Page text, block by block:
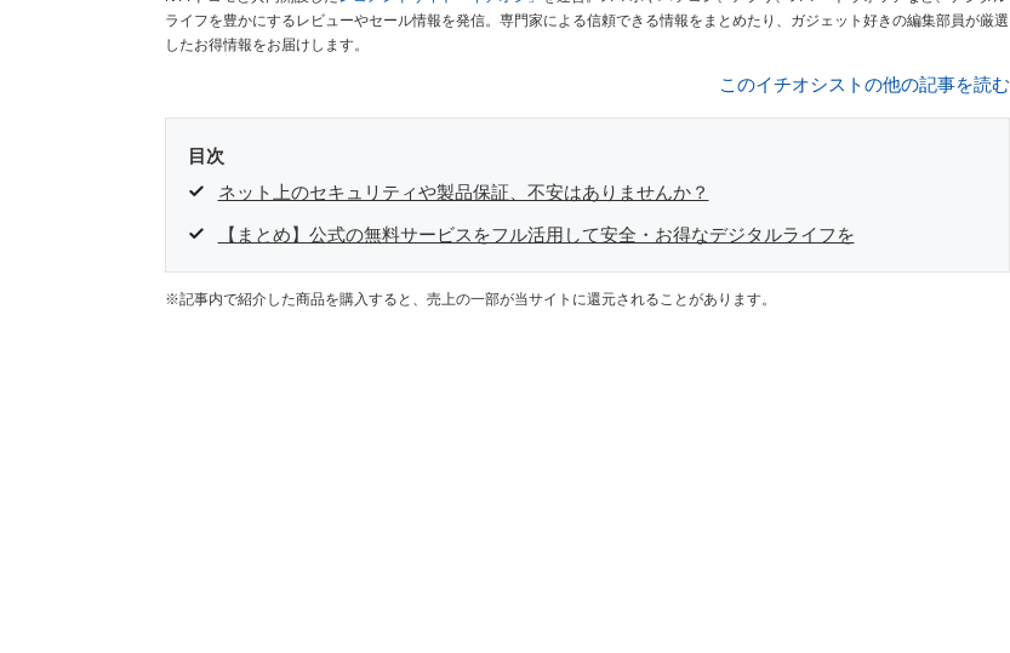
ライフを豊かにするレビューやセール情報を発信。専門家による信頼できる情報をまとめたり、ガジェット好きの編集部員が厳選
したお得情報をお届けします。
このイチオシストの他の記事を読む
目次
ネット上のセキュリティや製品保証、不安はありませんか？
【まとめ】公式の無料サービスをフル活用して安全・お得なデジタルライフを
※記事内で紹介した商品を購入すると、売上の一部が当サイトに還元されることがあります。